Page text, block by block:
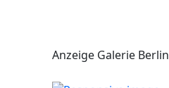
Anzeige Galerie Berlin